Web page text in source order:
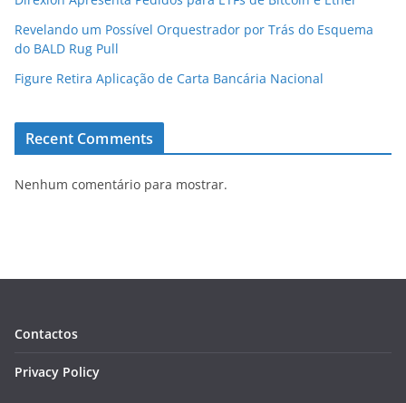
Revelando um Possível Orquestrador por Trás do Esquema
do BALD Rug Pull
Figure Retira Aplicação de Carta Bancária Nacional
Recent Comments
Nenhum comentário para mostrar.
Contactos
Privacy Policy